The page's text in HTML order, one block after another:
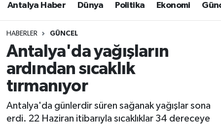
Antalya Haber Dünya Politika Ekonomi
HABERLER GÜNCEL
Antalya'da yağışların
ardından sıcaklık
tırmanıyor
Antalya'da günlerdir süren sağanak yağışlar sona
erdi. 22 Haziran itibarıyla sıcaklıklar 34 dereceye
Genel
Güncel
Güvenlik
Tüm Manşetler
Son Dakika Haberleri
Haber Arşivi